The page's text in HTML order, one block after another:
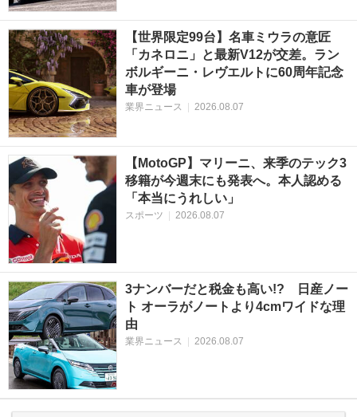
【世界限定99台】名車ミウラの意匠
「カネロニ」と最新V12が交差。ラン
ボルギーニ・レヴエルトに60周年記念
車が登場
業界ニュース 2026.08.07
【MotoGP】マリーニ、来季のテック3
移籍が今週末にも発表へ。本人認める
「本当にうれしい」
スポーツ 2026.08.07
3ナンバーだと税金も高い!? 日産ノー
ト オーラがノートより4cmワイドな理
由
業界ニュース 2026.08.07